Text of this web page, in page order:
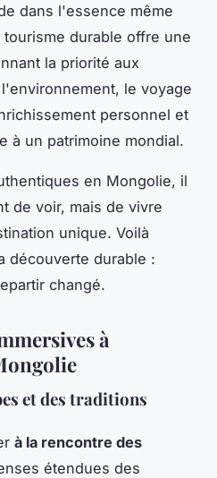
dans l'essence même
durable offre une
la priorité aux
le voyage
personnel et
à un patrimoine mondial.
en Mongolie, il
de voir, mais de vivre
unique. Voilà
découverte durable :
changé.
à
et des traditions
à la rencontre des
étendues des